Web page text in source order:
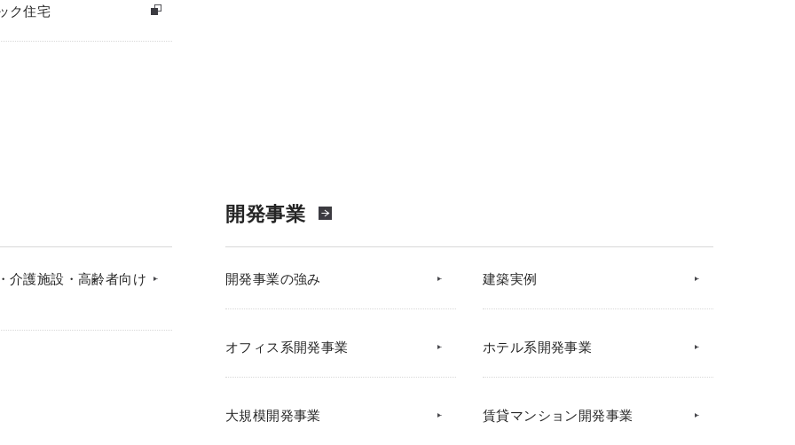
ク住宅
介護施設・高齢者向け
開発事業
開発事業の強み 建築実例
オフィス系開発事業 ホテル系開発事業
大規模開発事業 賃貸マンション開発事業